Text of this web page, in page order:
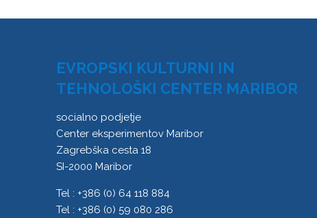
EVROPSKI KULTURNI IN
TEHNOLOŠKI CENTER MARIBOR
socialno podjetje
Center eksperimentov Maribor
Zagrebška cesta 18
SI-2000 Maribor
Tel : +386 (0) 64 118 884
Tel : +386 (0) 59 080 286